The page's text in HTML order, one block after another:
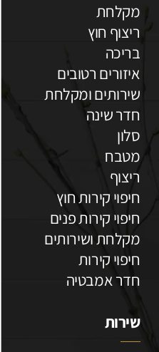
מקלחת
ריצוף חוץ
בריכה
איזורים רטובים
שירותים ומקלחת
חדר שינה
סלון
מטבח
ריצוף
חיפוי קירות חוץ
חיפוי קירות פנים
מקלחת ושירותים
חיפוי קירות
חדר אמבטיה
שירות